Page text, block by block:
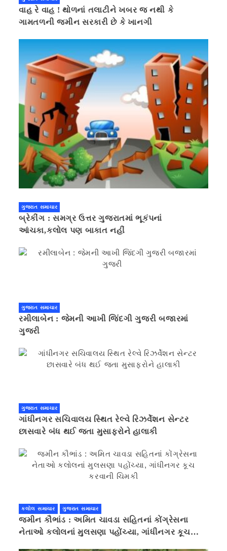
વાહ રે વાહ ! થોળનાં તલાટીને ખબર જ નથી કે
ગામતળની જમીન સરકારી છે કે ખાનગી
ગુજરાત સમાચાર
બ્રેકીંગ : સમગ્ર ઉત્તર ગુજરાતમાં ભૂકંપનાં
આંચકા,કલોલ પણ બાકાત નહીં
ગુજરાત સમાચાર
રમીલાબેન : જેમની આખી જિંદગી ગુજરી બજારમાં
ગુજરી
ગુજરાત સમાચાર
ગાંધીનગર સચિવાલય સ્થિત રેલ્વે રિઝર્વેશન સેન્ટર
છાસવારે બંધ થઈ જતા મુસાફરોને હાલાકી
કલોલ સમાચાર ગુજરાત સમાચાર
જમીન કૌભાંડ : અમિત ચાવડા સહિતનાં કોંગ્રેસના
નેતાઓ કલોલનાં મુલસણા પહોંચ્યા, ગાંધીનગર કૂચ